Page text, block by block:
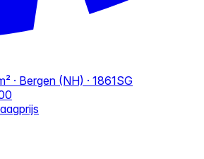
· Bergen (NH) · 1861SG